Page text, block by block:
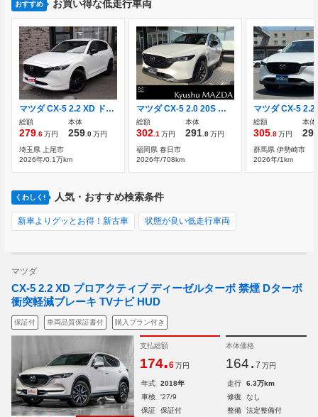
おすすめ お買い得な低走行車両
マツダ CX-5 2.2 XD ドライブ エディション ディーゼルターボ 後期型 純正10インチメモリーナビ
総額
279.6万円
本体
259.0万円
埼玉県 上尾市
2026年/0.1万km
マツダ CX-5 2.0 20S ブラック セレクション デモアップカー ナビ ワイヤレス受電
総額
302.1万円
本体
291.8万円
福岡県 春日市
2026年/708km
総額
305.8万円
本体
群馬県 伊勢崎市
2026年/1km
くわしく! 人気・おすすめ検索条件
新車よりグッとお得！新古車 状態が良い低走行車両
マツダ
CX-5 2.2 XD プロアクティブ ディーゼルターボ 禁煙 Dターボ
衝突軽減ブレーキ TVナビ HUD
保証付 車両品質保証書付 購入プラン付き
支払総額
174.6 万円
本体価格
164. 7 万円
年式 2018年 走行
6.3万km
車検
'27/9 修復
なし
保証
保証付 整備
法定整備付